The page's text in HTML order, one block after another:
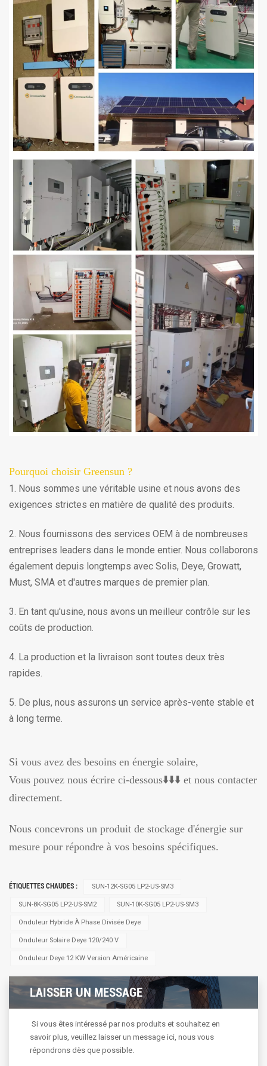
Pourquoi choisir Greensun ?
1. Nous sommes une véritable usine et nous avons des
exigences strictes en matière de qualité des produits.
2. Nous fournissons des services OEM à de nombreuses
entreprises leaders dans le monde entier. Nous collaborons
également depuis longtemps avec Solis, Deye, Growatt,
Must, SMA et d'autres marques de premier plan.
3. En tant qu'usine, nous avons un meilleur contrôle sur les
coûts de production.
4. La production et la livraison sont toutes deux très
rapides.
5. De plus, nous assurons un service après-vente stable et
à long terme.
Si vous avez des besoins en énergie solaire,
Vous pouvez nous écrire ci-dessous⬇️⬇️⬇️ et nous contacter
directement.
Nous concevrons un produit de stockage d'énergie sur
mesure pour répondre à vos besoins spécifiques.
ÉTIQUETTES CHAUDES : SUN-12K-SG05 LP2-US-SM3
SUN-8K-SG05 LP2-US-SM2 SUN-10K-SG05 LP2-US-SM3
Onduleur Hybride À Phase Divisée Deye
Onduleur Solaire Deye 120/240 V
Onduleur Deye 12 KW Version Américaine
LAISSER UN MESSAGE
Si vous êtes intéressé par nos produits et souhaitez en
savoir plus, veuillez laisser un message ici, nous vous
répondrons dès que possible.